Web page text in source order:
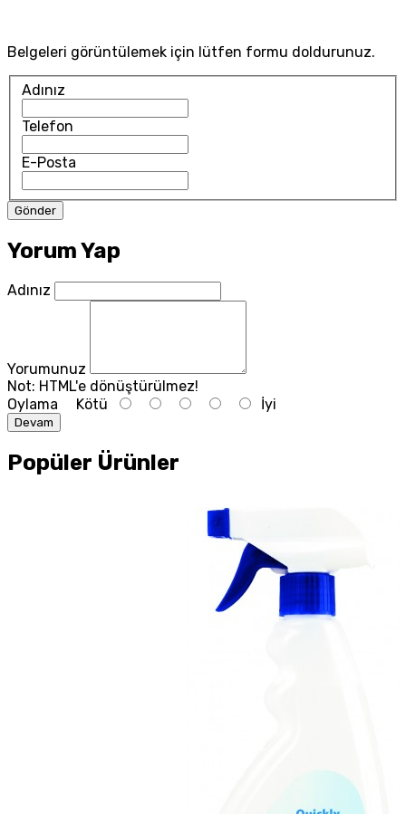
Belgeleri görüntülemek için lütfen formu doldurunuz.
Adınız
Telefon
E-Posta
Yorum Yap
Adınız
Yorumunuz
Not: HTML'e dönüştürülmez!
Oylama Kötü İyi
Devam
Popüler Ürünler